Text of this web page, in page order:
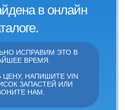
в онлайн
ИСПРАВИМ ЭТО В
ВРЕМЯ.
ЦЕНУ, НАПИШИТЕ VIN
ЗАПАСТЕЙ ИЛИ
НАМ.